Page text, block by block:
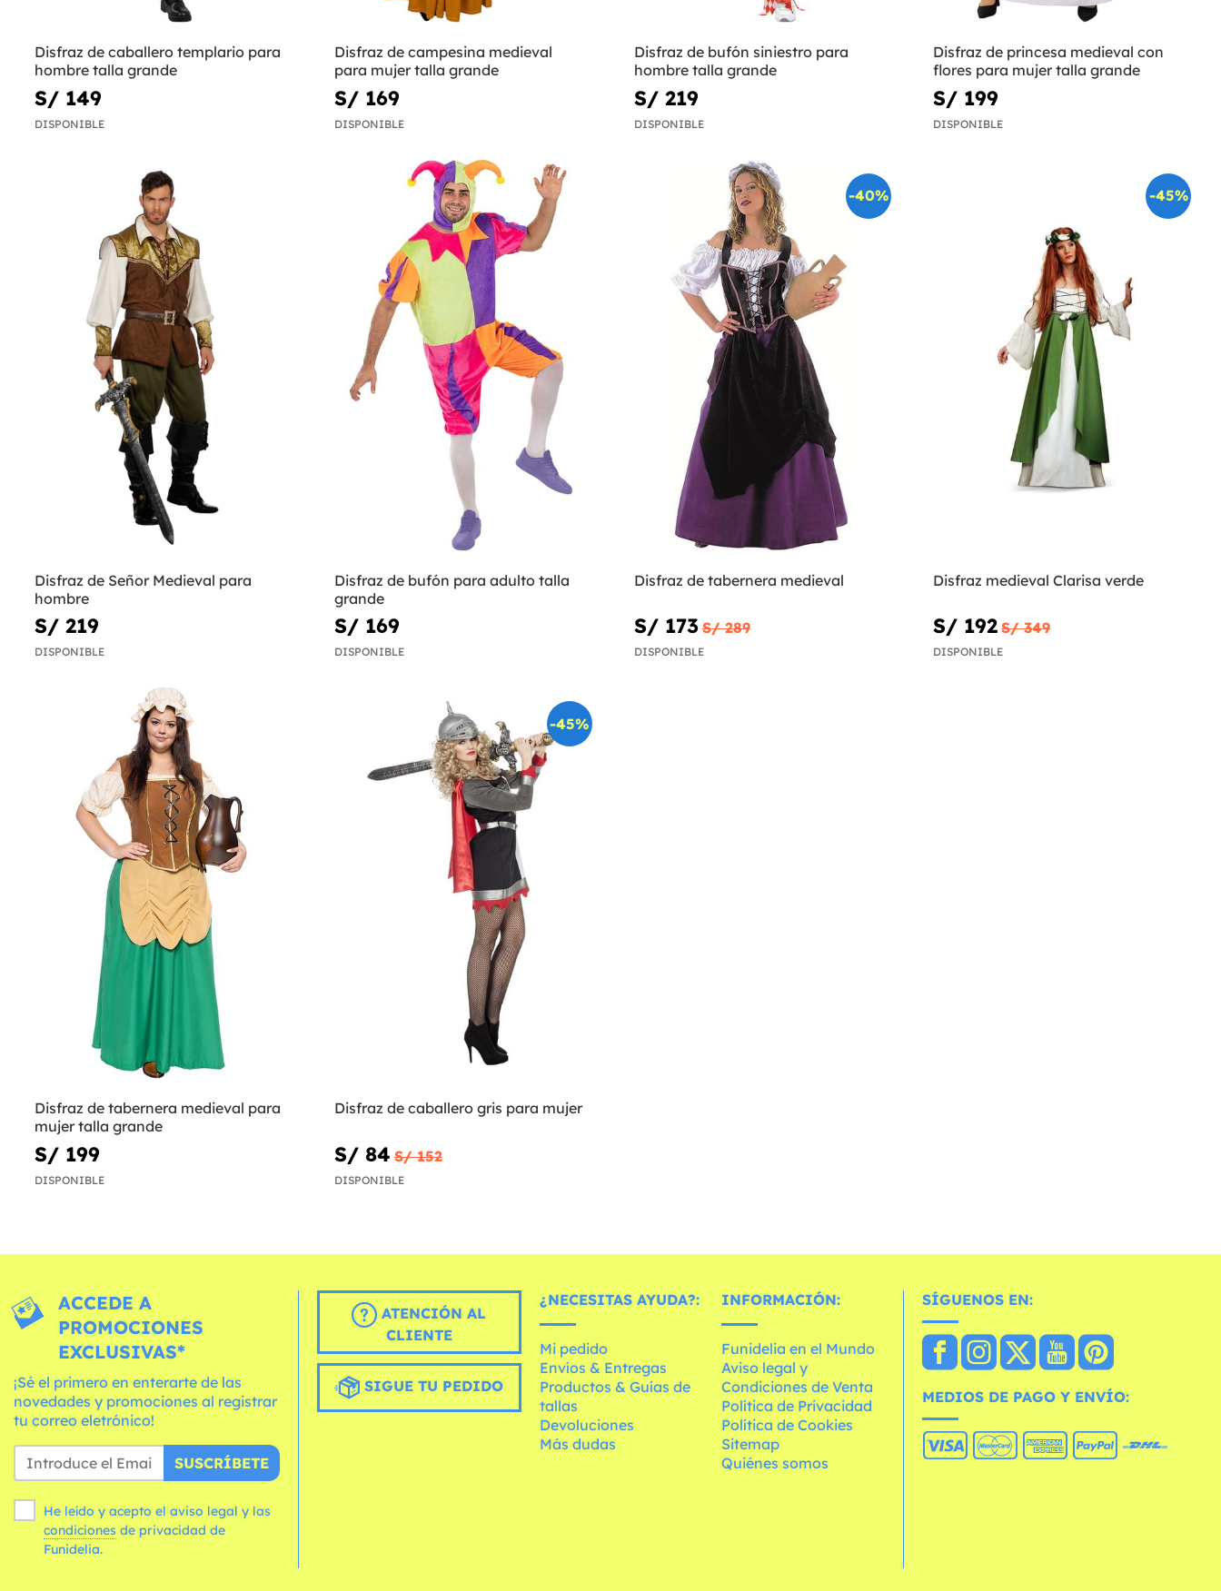
Disfraz de caballero templario para
hombre talla grande
S/ 149
DISPONIBLE
Disfraz de campesina medieval
para mujer talla grande
S/ 169
DISPONIBLE
Disfraz de bufón siniestro para
hombre talla grande
S/ 219
DISPONIBLE
Disfraz de princesa medieval con
flores para mujer talla grande
S/ 199
DISPONIBLE
Disfraz de Señor Medieval para
hombre
S/ 219
DISPONIBLE
Disfraz de bufón para adulto talla
grande
S/ 169
DISPONIBLE
-40%
Disfraz de tabernera medieval
S/ 173 S/ 289
DISPONIBLE
-45%
Disfraz medieval Clarisa verde
S/ 192 S/ 349
DISPONIBLE
Disfraz de tabernera medieval para
mujer talla grande
S/ 199
DISPONIBLE
-45%
Disfraz de caballero gris para mujer
S/ 84 S/ 152
DISPONIBLE
ACCEDE A
PROMOCIONES
EXCLUSIVAS*
¡Sé el primero en enterarte de las
novedades y promociones al registrar
tu correo eletrónico!
SUSCRÍBETE
He leído y acepto el aviso legal y las
condiciones
Funidelia.
ATENCIÓN AL
CLIENTE
SIGUE TU PEDIDO
¿NECESITAS AYUDA?:
Mi pedido
Envíos & Entregas
Productos & Guías de
tallas
Devoluciones
Más dudas
INFORMACIÓN:
Funidelia en el Mundo
Aviso legal y
Condiciones de Venta
Política de Privacidad
Política de Cookies
Sitemap
Quiénes somos
SÍGUENOS EN:
MEDIOS DE PAGO Y ENVÍO: